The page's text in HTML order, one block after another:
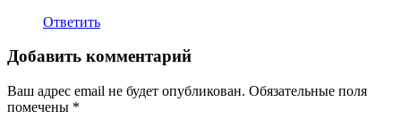
Ответить
Добавить комментарий
Ваш адрес email не будет опубликован. Обязательные поля
помечены *